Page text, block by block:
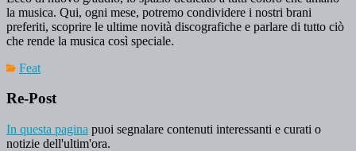
la musica. Qui, ogni mese, potremo condividere i nostri brani
preferiti, scoprire le ultime novità discografiche e parlare di tutto ciò
che rende la musica così speciale.
Feat
Re-Post
In questa pagina puoi segnalare contenuti interessanti e curati o
notizie dell'ultim'ora.